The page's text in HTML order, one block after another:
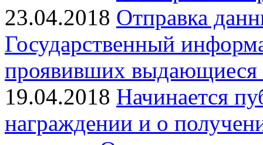
23.04.2018 Отправка
Государственный
проявивших выдающиеся
19.04.2018 Начинается
награждении и о